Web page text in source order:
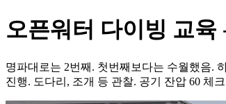
오픈워터 다이빙 교육
명파대로는 2번째. 첫번째보다는 수월했음.
진행. 도다리, 조개 등 관찰. 공기 잔압 60 체